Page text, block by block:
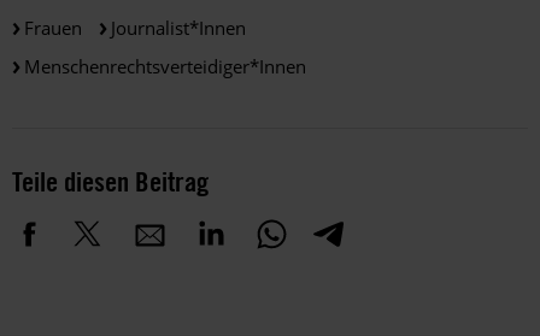
Frauen
Journalist*innen
Menschenrechtsverteidiger*innen
Teile diesen Beitrag